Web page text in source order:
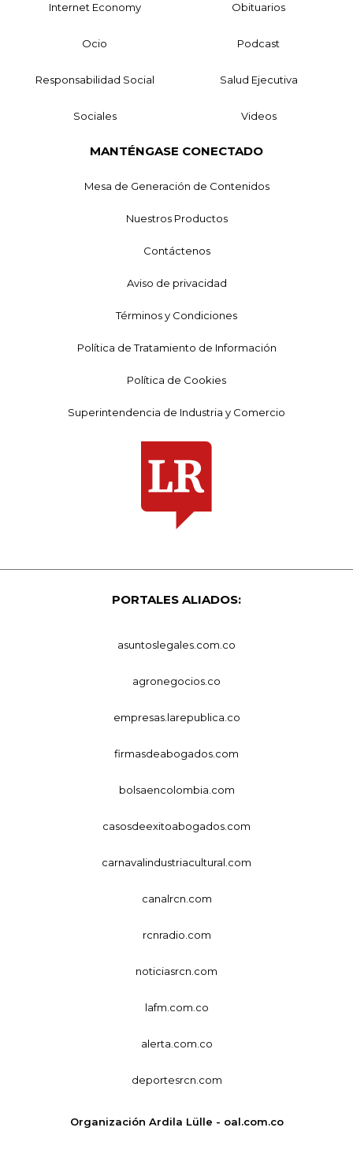
Internet Economy Obituarios
Ocio Podcast
Responsabilidad Social Salud Ejecutiva
Sociales Videos
MANTÉNGASE CONECTADO
Mesa de Generación de Contenidos
Nuestros Productos
Contáctenos
Aviso de privacidad
Términos y Condiciones
Política de Tratamiento de Información
Política de Cookies
Superintendencia de Industria y Comercio
PORTALES ALIADOS:
asuntoslegales.com.co
agronegocios.co
empresas.larepublica.co
firmasdeabogados.com
bolsaencolombia.com
casosdeexitoabogados.com
carnavalindustriacultural.com
canalrcn.com
rcnradio.com
noticiasrcn.com
lafm.com.co
alerta.com.co
deportesrcn.com
Organización Ardila Lülle - oal.com.co